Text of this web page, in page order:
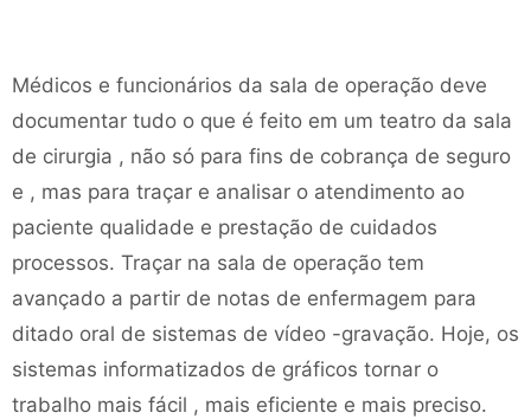
Médicos e funcionários da sala de operação deve
documentar tudo o que é feito em um teatro da sala
de cirurgia , não só para fins de cobrança de seguro
e , mas para traçar e analisar o atendimento ao
paciente qualidade e prestação de cuidados
processos. Traçar na sala de operação tem
avançado a partir de notas de enfermagem para
ditado oral de sistemas de vídeo -gravação. Hoje, os
sistemas informatizados de gráficos tornar o
trabalho mais fácil , mais eficiente e mais preciso.